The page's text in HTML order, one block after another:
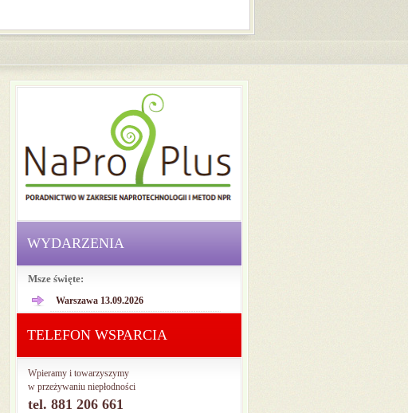
WYDARZENIA
Msze święte:
Warszawa 13.09.2026
TELEFON WSPARCIA
Wpieramy i towarzyszymy
w przeżywaniu niepłodności
tel. 881 206 661